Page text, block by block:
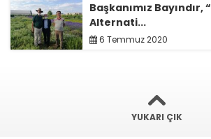
Başkanımız Bayındır,
Alternati...
6 Temmuz 2020
YUKARI ÇIK